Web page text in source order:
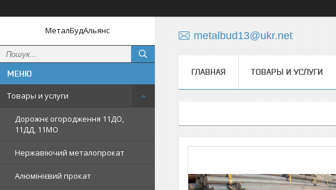
МеталБудАльянс
Товары и услуги
Дорожнє огородження 11ДО,
11ДД, 11МО
Нержавіючий металопрокат
Алюмінієвий прокат
metalbud13@ukr.net
ГЛАВНАЯ ТОВАРЫ И УСЛУГИ